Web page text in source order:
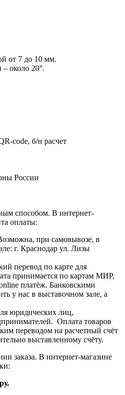
от 7 до 10 мм.
около 20°.
code, б/н расчет
России
способом. В интернет-
оплаты:
при самовывозе, в
г. Краснодар ул. Лизы
перевод по карте для
принимается по картам МИР,
платёж. Банковскими
у нас в выставочном зале, а
юридических лиц,
Оплата товаров
переводом на расчетный счёт
выставленному счёту.
заказа. В интернет-магазине